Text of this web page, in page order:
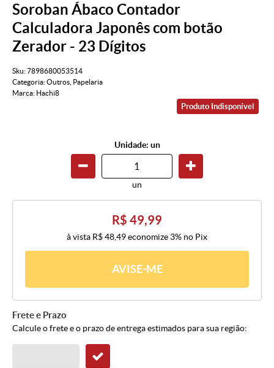
Soroban Ábaco Contador
Calculadora Japonês com botão
Zerador - 23 Dígitos
Sku:7898680053514
Categoria:Outros Papelaria
Marca: Hachi8
Produto Indisponível
Unidade: un
un
R$ 49,99
à vista R$ 48,49economize 3% no Pix
AVISE-ME
Frete e Prazo
Calcule o frete e o prazo de entrega estimados para sua região: